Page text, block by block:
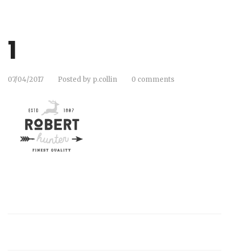
1
07/04/2017 Posted by p.collin 0 comments